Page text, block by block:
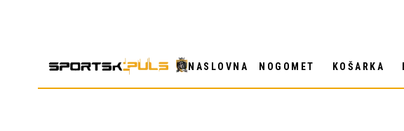
NASLOVNA NOGOMET KOŠARKA